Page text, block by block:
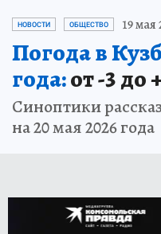
НОВОСТИ ОБЩЕСТВО 19 мая
Погода в
года:от -3 до
Синоптики
на 20 мая 2026 года